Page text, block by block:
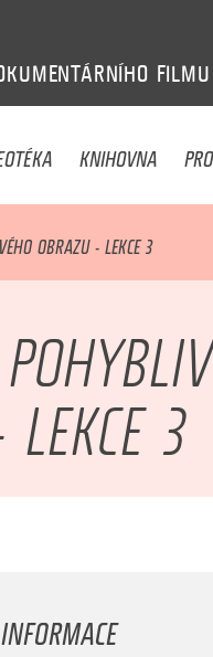
FILMU
KNIHOVNA
OBRAZU - LEKCE 3
3